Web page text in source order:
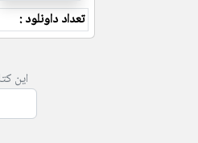
تعداد داونلود :
این